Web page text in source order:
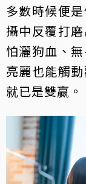
多數時候便
攝中反覆打
怕灑狗血、
亮麗也能觸
就已是雙贏。